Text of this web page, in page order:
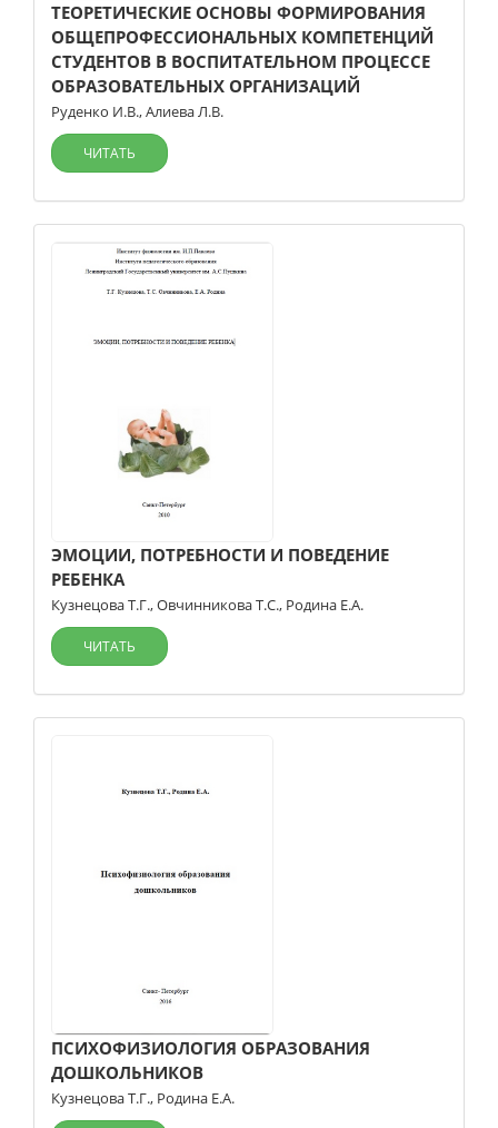
ТЕОРЕТИЧЕСКИЕ ОСНОВЫ ФОРМИРОВАНИЯ
ОБЩЕПРОФЕССИОНАЛЬНЫХ КОМПЕТЕНЦИЙ
СТУДЕНТОВ В ВОСПИТАТЕЛЬНОМ ПРОЦЕССЕ
ОБРАЗОВАТЕЛЬНЫХ ОРГАНИЗАЦИЙ
Руденко И.В.,Алиева Л.В.
ЧИТАТЬ
ЭМОЦИИ, ПОТРЕБНОСТИ И ПОВЕДЕНИЕ
РЕБЕНКА
Кузнецова Т.Г.,Овчинникова Т.С., Родина Е.А.
ЧИТАТЬ
ПСИХОФИЗИОЛОГИЯ ОБРАЗОВАНИЯ
ДОШКОЛЬНИКОВ
Кузнецова Т.Г., Родина Е.А.